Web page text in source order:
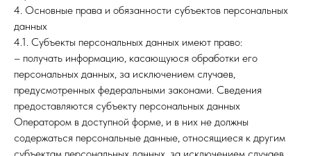
4. Основные права и обязанности субъектов персональных
данных
4.1. Субъекты персональных данных имеют право:
– получать информацию, касающуюся обработки его
персональных данных, за исключением случаев,
предусмотренных федеральными законами. Сведения
предоставляются субъекту персональных данных
Оператором в доступной форме, и в них не должны
содержаться персональные данные, относящиеся к другим